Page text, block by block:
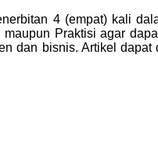
4 (empat) kali
Praktisi agar
dan bisnis. Artikel